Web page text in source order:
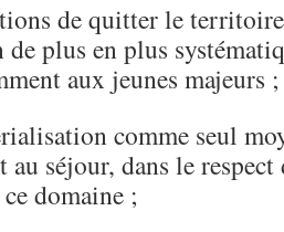
de quitter le
plus en plus
aux jeunes majeurs ;
comme seul
séjour, dans le
domaine ;